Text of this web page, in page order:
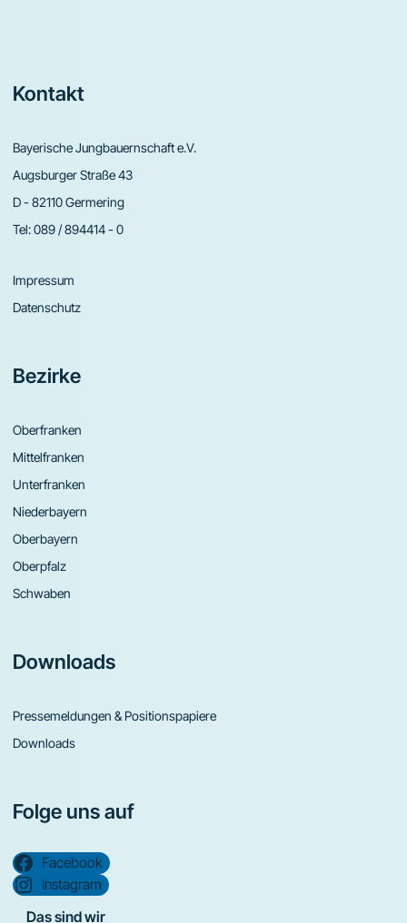
Footer
Kontakt
Bayerische Jungbauernschaft e.V.
Augsburger Straße 43
D - 82110 Germering
Tel:089 / 894414 - 0
Impressum
Datenschutz
Bezirke
Oberfranken
Mittelfranken
Unterfranken
Niederbayern
Oberbayern
Oberpfalz
Schwaben
Downloads
Pressemeldungen & Positionspapiere
Downloads
Folge uns auf
Facebook
Instagram
Das sind wir